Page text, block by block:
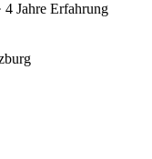
4 Jahre Erfahrung